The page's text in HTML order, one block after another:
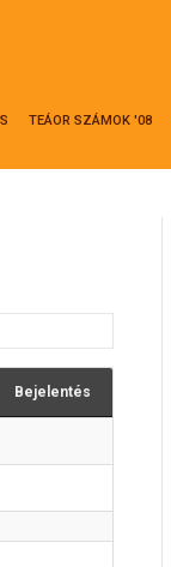
TEÁOR SZÁMOK '08
Bejelentés